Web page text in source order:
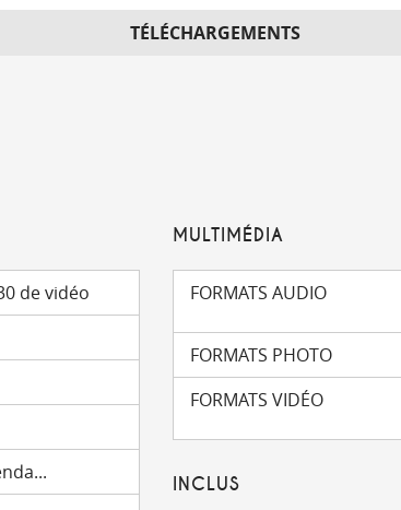
TÉLÉCHARGEMENTS
de vidéo
MULTIMÉDIA
FORMATS AUDIO
FORMATS PHOTO
FORMATS VIDÉO
INCLUS